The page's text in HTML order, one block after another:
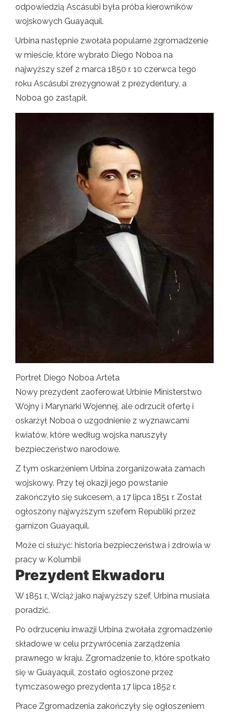
odpowiedzią Ascásubi była próba kierowników
wojskowych Guayaquil.
Urbina następnie zwołała popularne zgromadzenie
w mieście, które wybrało Diego Noboa na
najwyższy szef 2 marca 1850 r. 10 czerwca tego
roku Ascásubi zrezygnował z prezydentury, a
Noboa go zastąpił.
Portret Diego Noboa Arteta
Nowy prezydent zaoferował Urbinie Ministerstwo
Wojny i Marynarki Wojennej, ale odrzucił ofertę i
oskarżył Noboa o uzgodnienie z wyznawcami
kwiatów, które według wojska naruszyły
bezpieczeństwo narodowe.
Z tym oskarżeniem Urbina zorganizowała zamach
wojskowy. Przy tej okazji jego powstanie
zakończyło się sukcesem, a 17 lipca 1851 r. Został
ogłoszony najwyższym szefem Republiki przez
garnizon Guayaquil.
Może ci służyć: historia bezpieczeństwa i zdrowia w
pracy w Kolumbii
Prezydent Ekwadoru
W 1851 r., Wciąż jako najwyższy szef, Urbina musiała
poradzić.
Po odrzuceniu inwazji Urbina zwołała zgromadzenie
składowe w celu przywrócenia zarządzenia
prawnego w kraju. Zgromadzenie to, które spotkało
się w Guayaquil, zostało ogłoszone przez
tymczasowego prezydenta 17 lipca 1852 r.
Prace Zgromadzenia zakończyły się ogłoszeniem